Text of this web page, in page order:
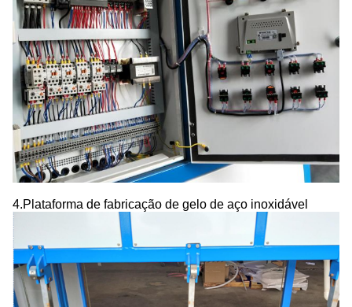
4.Plataforma de fabricação de gelo de aço inoxidável